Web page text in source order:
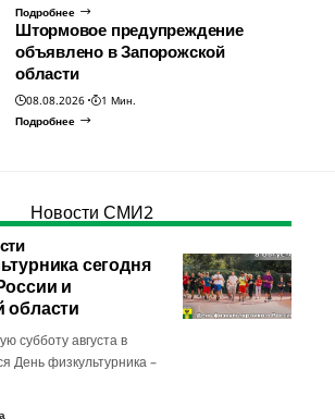
Подробнее
Штормовое предупреждение
объявлено в Запорожской
области
08.08.2026
1 Мин.
Подробнее
Новости СМИ2
сегодня
и
области
субботу августа в
День физкультурника –